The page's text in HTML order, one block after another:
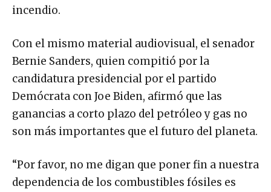
incendio.
Con el mismo material audiovisual, el senador
Bernie Sanders, quien compitió por la
candidatura presidencial por el partido
Demócrata con Joe Biden, afirmó que las
ganancias a corto plazo del petróleo y gas no
son más importantes que el futuro del planeta.
“Por favor, no me digan que poner fin a nuestra
dependencia de los combustibles fósiles es